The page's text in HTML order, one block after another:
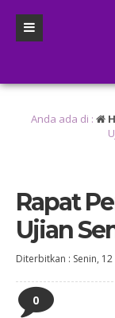
/ Diharapkan kepada
Anda ada di :
Rapat
Ujian
Diterbitkan : Senin,
0